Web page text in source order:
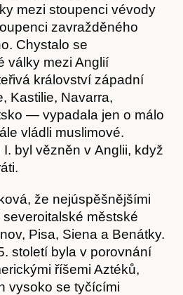
mezi stoupenci vévody
zavražděného
Chystalo se
války mezi Anglií
království západní
Kastilie, Navarra,
— vypadala jen o málo
vládli muslimové.
byl vězněn v Anglii, když
že nejúspěšnějšími
městské
Pisa, Siena a Benátky.
století byla v porovnání
říšemi Aztéků,
vysoko se tyčícími